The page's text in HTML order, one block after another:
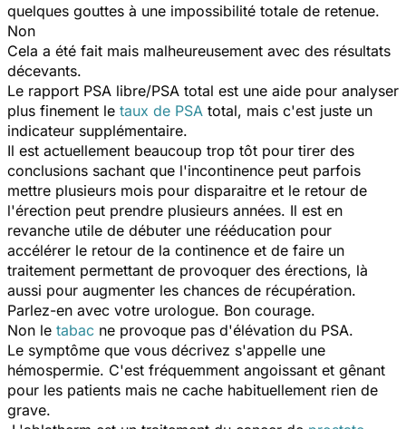
quelques gouttes à une impossibilité totale de retenue.
Non
Cela a été fait mais malheureusement avec des résultats
décevants.
Le rapport PSA libre/PSA total est une aide pour analyser
plus finement le taux de PSA total, mais c'est juste un
indicateur supplémentaire.
Il est actuellement beaucoup trop tôt pour tirer des
conclusions sachant que l'incontinence peut parfois
mettre plusieurs mois pour disparaitre et le retour de
l'érection peut prendre plusieurs années. Il est en
revanche utile de débuter une rééducation pour
accélérer le retour de la continence et de faire un
traitement permettant de provoquer des érections, là
aussi pour augmenter les chances de récupération.
Parlez-en avec votre urologue. Bon courage.
Non le tabac ne provoque pas d'élévation du PSA.
Le symptôme que vous décrivez s'appelle une
hémospermie. C'est fréquemment angoissant et gênant
pour les patients mais ne cache habituellement rien de
grave.